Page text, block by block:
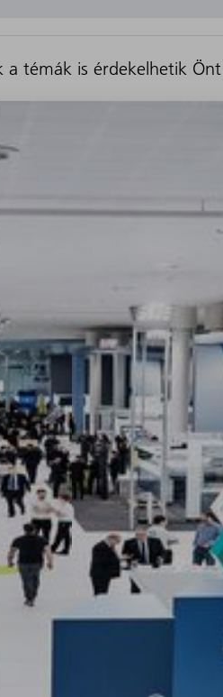
a témák is érdekelhetik Önt